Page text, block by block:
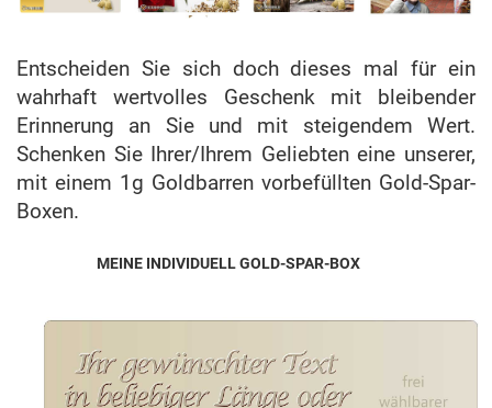
Entscheiden Sie sich doch dieses mal für ein
wahrhaft wertvolles Geschenk mit bleibender
Erinnerung an Sie und mit steigendem Wert.
Schenken Sie Ihrer/Ihrem Geliebten eine unserer,
mit einem 1g Goldbarren vorbefüllten Gold-Spar-
Boxen.
MEINE INDIVIDUELL GOLD-SPAR-BOX